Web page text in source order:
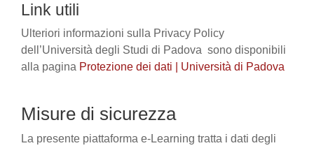
Link utili
Ulteriori informazioni sulla Privacy Policy
dell’Università degli Studi di Padova sono disponibili
alla pagina Protezione dei dati | Università di Padova
Misure di sicurezza
La presente piattaforma e-Learning tratta i dati degli